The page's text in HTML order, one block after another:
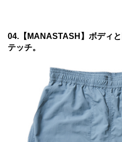
04.【MANASTASH】ボディ
テッチ。